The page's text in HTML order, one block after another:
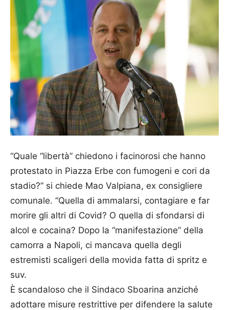
“Quale “libertà” chiedono i facinorosi che hanno
protestato in Piazza Erbe con fumogeni e cori da
stadio?” si chiede Mao Valpiana, ex consigliere
comunale. “Quella di ammalarsi, contagiare e far
morire gli altri di Covid? O quella di sfondarsi di
alcol e cocaina? Dopo la “manifestazione” della
camorra a Napoli, ci mancava quella degli
estremisti scaligeri della movida fatta di spritz e
suv.
È scandaloso che il Sindaco Sboarina anziché
adottare misure restrittive per difendere la salute